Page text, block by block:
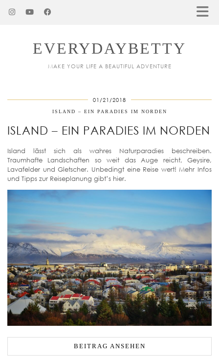
EVERYDAYBETTY
MAKE YOUR LIFE A BEAUTIFUL ADVENTURE
01/21/2018
ISLAND – EIN PARADIES IM NORDEN
ISLAND – EIN PARADIES IM NORDEN
Island lässt sich als wahres Naturparadies beschreiben.
Traumhafte Landschaften so weit das Auge reicht, Geysire,
Lavafelder und Gletscher. Unbedingt eine Reise wert! Mehr Infos
und Tipps zur Reiseplanung gibt’s hier.
BEITRAG ANSEHEN